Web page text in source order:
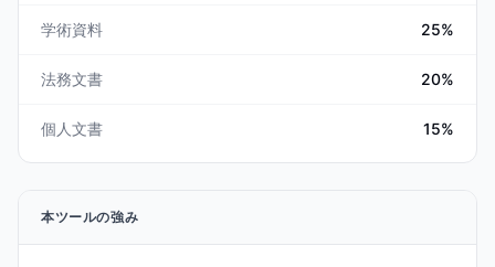
学術資料 25%
法務文書 20%
個人文書 15%
本ツールの強み